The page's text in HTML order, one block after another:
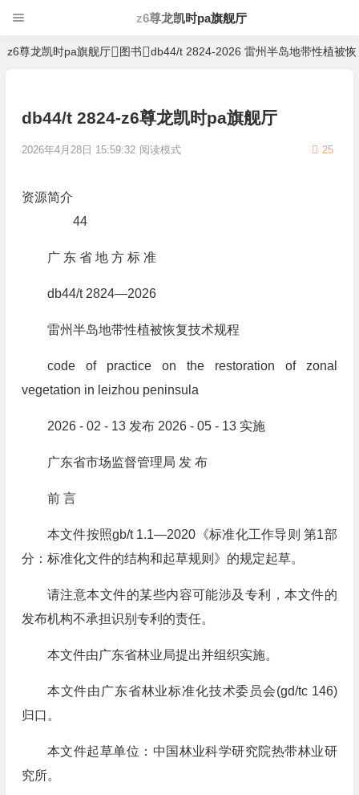
z6尊龙凯时pa旗舰厅
z6尊龙凯时pa旗舰厅 图书 db44/t 2824-2026 雷州半岛地带性植被
db44/t 2824-z6尊龙凯时pa旗舰厅
2026年4月28日 15:59:32 25
阅读模式
资源简介
44
广 东 省 地 方 标 准
db44/t 2824—2026
雷州半岛地带性植被恢复技术规程
code of practice on the restoration of zonal
vegetation in leizhou peninsula
2026 - 02 - 13 发布 2026 - 05 - 13 实施
广东省市场监督管理局 发 布
前 言
本文件按照gb/t 1.1—2020《标准化工作导则 第1部
分：标准化文件的结构和起草规则》的规定起草。
请注意本文件的某些内容可能涉及专利，本文件的
发布机构不承担识别专利的责任。
本文件由广东省林业局提出并组织实施。
本文件由广东省林业标准化技术委员会(gd/tc 146)
归口。
本文件起草单位：中国林业科学研究院热带林业研
究所。